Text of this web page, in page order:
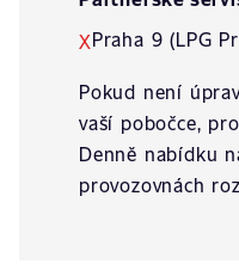
XPraha 9 (LPG
Pokud není
vaší pobočce,
Denně nabídku
provozovnách